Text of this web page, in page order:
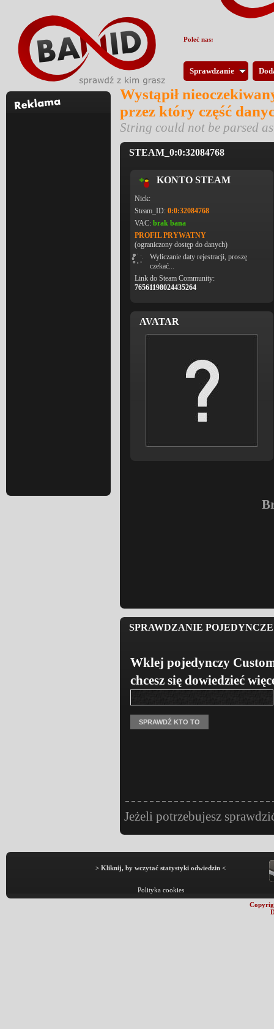
Sprawdzanie
Wystąpił
przez który część
String could not be parsed
STEAM_0:0:32084768
KONTO STEAM
Nick:
Steam_ID: 0:0:32084768
VAC: brak bana
PROFIL PRYWATNY
(ograniczony dostęp do danych)
Wyliczanie daty rejestracji, proszę
czekać...
Link do Steam Community:
76561198024435264
AVATAR
SPRAWDZANIE
Wklej pojedynczy
chcesz się dowiedzieć
Jeżeli potrzebujesz
> Kliknij, by wczytać statystyki odwiedzin <
Polityka cookies
Poleć nas: